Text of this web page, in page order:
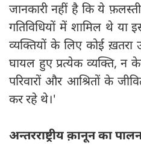
जानकारी नहीं है कि ये
गतिविधियों में शामिल थे या
व्यक्तियों के लिए कोई ख़तरा
घायल हुए प्रत्येक व्यक्ति,
परिवारों और आश्रितों के
कर रहे थे।'
अन्तरराष्ट्रीय क़ानून का